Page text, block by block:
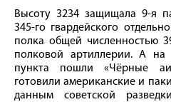
Высоту 3234 защищала 9-я
345-го гвардейского
полка общей численностью
полковой артиллерии. А
пункта пошли «Чёрные
готовили американские и
данным советской